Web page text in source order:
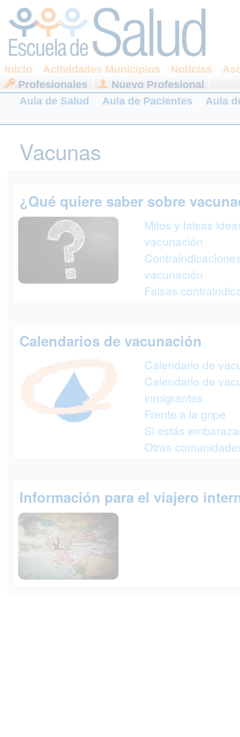
Inicio Actividades Municipios Noticias
Profesionales
Nuevo Profesional
Aula de Salud
Aula de Pacientes Aula
Vacunas
¿Qué quiere saber sobre
Mitos y falsas
vacunación
vacunación
Falsas
Calendarios de vacunación
Calendario de
Calendario de
inmigrantes
Frente a la gripe
Si estás
Otras
Información para el viajero